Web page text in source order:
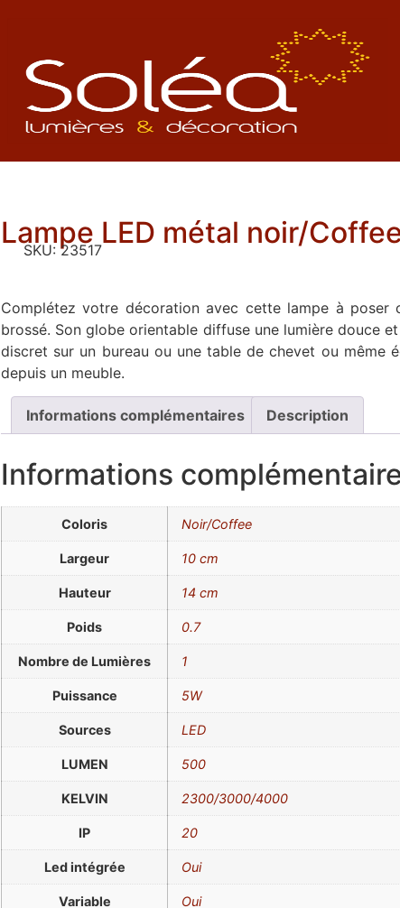
Lampe LED métal noir/
SKU: 23517
Complétez votre décoration avec cette lampe à
brossé. Son globe orientable diffuse une lumière douce
discret sur un bureau ou une table de chevet ou même
depuis un meuble.
Informations complémentaires Description
Informations
Coloris Noir/Coffee
Largeur 10 cm
Hauteur 14 cm
Poids 0.7
Nombre de Lumières 1
Puissance 5W
Sources LED
LUMEN 500
KELVIN 2300/3000/4000
IP 20
Led intégrée Oui
Variable Oui